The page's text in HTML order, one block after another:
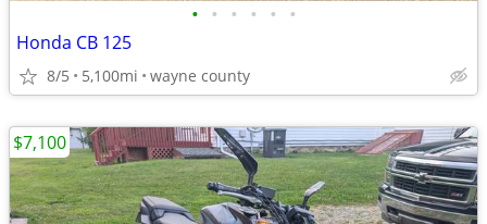
• • • • • •
Honda CB 125
8/5 5,100mi wayne county
$7,100